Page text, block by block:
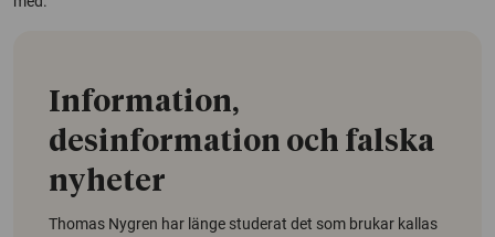
Information,
desinformation och falska
nyheter
Thomas Nygren har länge studerat det som brukar kallas